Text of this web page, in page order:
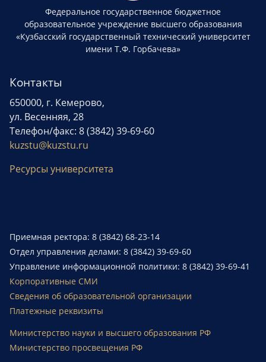
Федеральное государственное бюджетное
образовательное учреждение высшего образования
«Кузбасский государственный технический университет
имени Т.Ф. Горбачева»
Контакты
650000, г. Кемерово,
ул. Весенняя, 28
Телефон/факс: 8 (3842) 39-69-60
kuzstu@kuzstu.ru
Ресурсы университета
Приемная ректора: 8 (3842) 68-23-14
Отдел управления делами: 8 (3842) 39-69-60
Управление информационной политики: 8 (3842) 39-69-41
Корпоративные СМИ
Сведения об образовательной организации
Платежные реквизиты
Министерство науки и высшего образования РФ
Министерство просвещения РФ